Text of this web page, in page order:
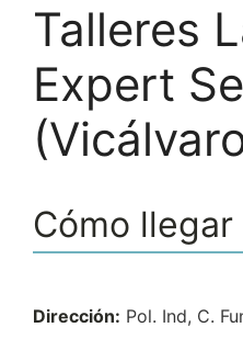
Talleres
Expert
Cómo llegar
Dirección: Pol. Ind, C.